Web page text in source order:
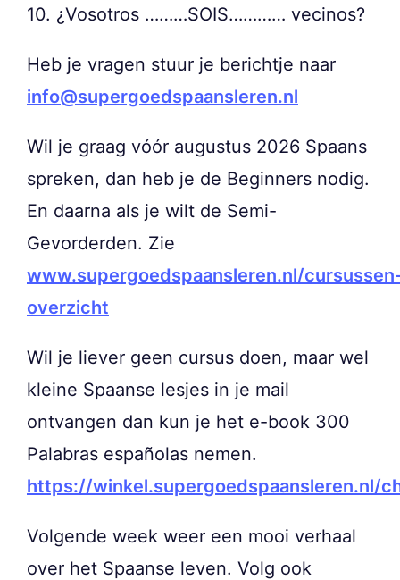
10. ¿Vosotros ………SOIS………… vecinos?
Heb je vragen stuur je berichtje naar
info@supergoedspaansleren.nl
Wil je graag vóór augustus 2026 Spaans
spreken, dan heb je de Beginners nodig.
En daarna als je wilt de Semi-
Gevorderden. Zie
www.supergoedspaansleren.nl/
overzicht
Wil je liever geen cursus doen, maar wel
kleine Spaanse lesjes in je mail
ontvangen dan kun je het e-book 300
Palabras españolas nemen.
https://winkel.supergoedspaansleren.nl/
Volgende week weer een mooi verhaal
over het Spaanse leven. Volg ook